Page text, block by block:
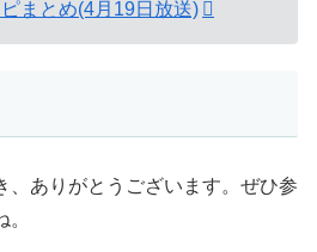
まとめ(4月19日放送)
、ありがとうございます。ぜひ参